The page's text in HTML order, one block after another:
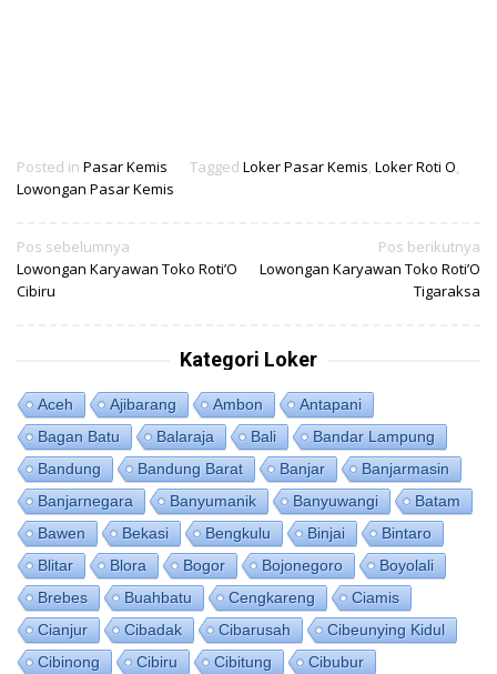
Posted in Pasar Kemis Tagged Loker Pasar Kemis, Loker Roti O,
Lowongan Pasar Kemis
Navigasi
pos
Pos sebelumnya
Lowongan Karyawan Toko Roti’O
Cibiru
Pos berikutnya
Lowongan Karyawan Toko Roti’O
Tigaraksa
Kategori Loker
Aceh Ajibarang Ambon
Antapani
Bagan Batu
Balaraja Bali
Bandar Lampung
Bandung
Bandung Barat Banjar
Banjarmasin
Banjarnegara
Banyumanik Banyuwangi
Batam
Bawen
Bekasi Bengkulu Binjai
Bintaro
Blitar
Blora Bogor Bojonegoro
Boyolali
Brebes
Buahbatu Cengkareng
Ciamis
Cianjur
Cibadak Cibarusah
Cibeunying Kidul
Cibinong
Cibiru Cibitung
Cibubur